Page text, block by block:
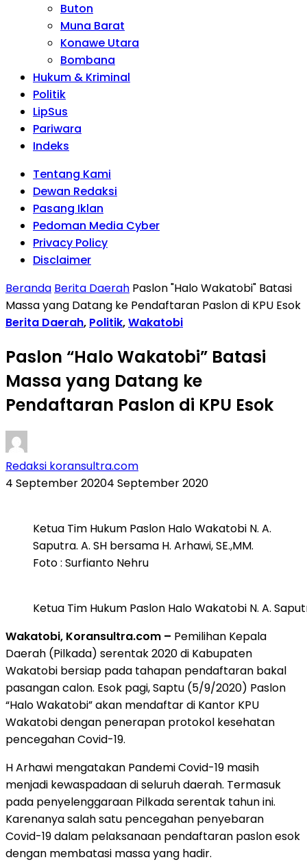
Buton
Muna Barat
Konawe Utara
Bombana
Hukum & Kriminal
Politik
LipSus
Pariwara
Indeks
Tentang Kami
Dewan Redaksi
Pasang Iklan
Pedoman Media Cyber
Privacy Policy
Disclaimer
Beranda Berita Daerah Paslon "Halo Wakatobi" Batasi
Massa yang Datang ke Pendaftaran Paslon di KPU Esok
Berita Daerah, Politik,Wakatobi
Paslon “Halo Wakatobi” Batasi
Massa yang Datang ke
Pendaftaran Paslon di KPU Esok
Redaksi koransultra.com
4 September 20204 September 2020
Ketua Tim Hukum Paslon Halo Wakatobi N. A.
Saputra. A. SH bersama H. Arhawi, SE.,MM.
Foto : Surfianto Nehru
Ketua Tim Hukum Paslon Halo Wakatobi N. A.
Wakatobi, Koransultra.com – Pemilihan Kepala
Daerah (Pilkada) serentak 2020 di Kabupaten
Wakatobi bersiap pada tahapan pendaftaran bakal
pasangan calon. Esok pagi, Saptu (5/9/2020) Paslon
“Halo Wakatobi” akan mendaftar di Kantor KPU
Wakatobi dengan penerapan protokol kesehatan
pencegahan Covid-19.
H Arhawi mengatakan Pandemi Covid-19 masih
menjadi kewaspadaan di seluruh daerah. Termasuk
pada penyelenggaraan Pilkada serentak tahun ini.
Karenanya salah satu pencegahan penyebaran
Covid-19 dalam pelaksanaan pendaftaran paslon esok
dengan membatasi massa yang hadir.